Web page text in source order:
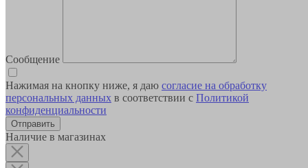
Сообщение
Нажимая на кнопку ниже, я даю согласие на обработку
персональных данных в соответствии с Политикой
конфиденциальности
Наличие в магазинах